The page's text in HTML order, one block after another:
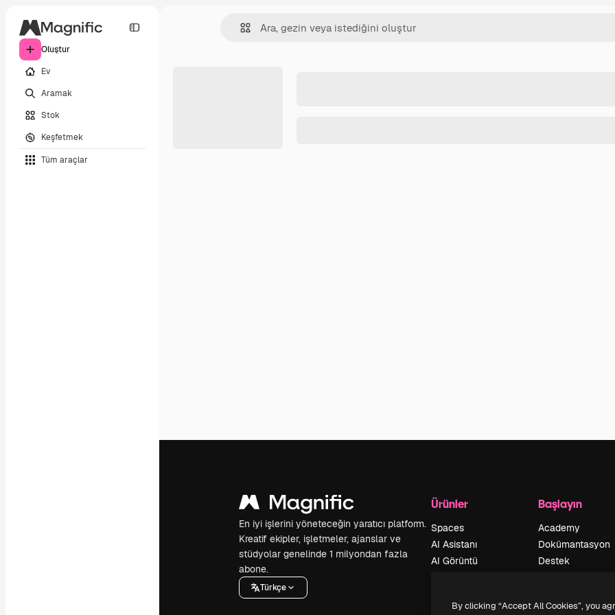
Oluştur
Ev
Aramak
Stok
Keşfetmek
Tüm araçlar
En iyi işlerini yöneteceğin yaratıcı platform.
Kreatif ekipler, işletmeler, ajanslar ve
stüdyolar genelinde 1 milyondan fazla
abone.
Türkçe
Ürünler
Spaces
AI Asistanı
AI Görüntü
oluşturucu
Başlayın
Academy
Dokümantasyon
Destek
Orijinaller
Yeni
By clicking “Accept All Cookies”, you